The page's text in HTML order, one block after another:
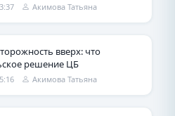
Акимова Татьяна
вверх: что
решение ЦБ
Акимова Татьяна